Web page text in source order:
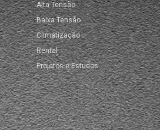
Alta Tensão
Baixa Tensão
Climatização
Rental
Projetos e Estudos